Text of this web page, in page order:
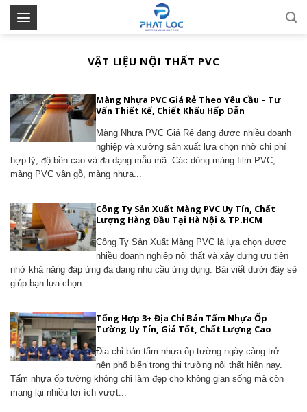
Skip
VẬT LIỆU NỘI THẤT PVC
Màng Nhựa PVC Giá Rẻ Theo Yêu Cầu – Tư
Vấn Thiết Kế, Chiết Khấu Hấp Dẫn
Màng Nhựa PVC Giá Rẻ đang được nhiều doanh
nghiệp và xưởng sản xuất lựa chọn nhờ chi phí
hợp lý, độ bền cao và đa dạng mẫu mã. Các dòng màng film PVC,
màng PVC vân gỗ, màng nhựa...
Công Ty Sản Xuất Màng PVC Uy Tín, Chất
Lượng Hàng Đầu Tại Hà Nội & TP.HCM
Công Ty Sản Xuất Màng PVC là lựa chọn được
nhiều doanh nghiệp nội thất và xây dựng ưu tiên
nhờ khả năng đáp ứng đa dạng nhu cầu ứng dụng. Bài viết dưới đây sẽ
giúp bạn lựa chọn...
Tổng Hợp 3+ Địa Chỉ Bán Tấm Nhựa Ốp
Tường Uy Tín, Giá Tốt, Chất Lượng Cao
Địa chỉ bán tấm nhựa ốp tường ngày càng trở
nên phổ biến trong thị trường nội thất hiện nay.
Tấm nhựa ốp tường không chỉ làm đẹp cho không gian sống mà còn
mang lại nhiều lợi ích vượt...